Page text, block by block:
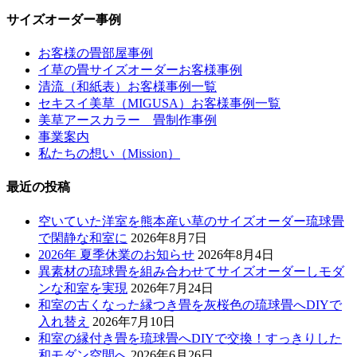
サイズオーダー事例
お客様の畳部屋事例
イ草の畳サイズオーダーお客様事例
清流（和紙表）お客様事例一覧
セキスイ美草（MIGUSA）お客様事例一覧
美草アースカラー 畳制作事例
事業案内
私たちの想い（Mission）
最近の投稿
空いていた洋室を熊本産い草のサイズオーダー琉球畳
で閑静な和室に 2026年8月7日
2026年 夏季休業のお知らせ 2026年8月4日
異素材の琉球畳を組み合わせてサイズオーダーしモダ
ンな和室を実現 2026年7月24日
和室の古くなった縁つき畳を灰桜色の琉球畳へDIYで
入れ替え 2026年7月10日
和室の縁付き畳を琉球畳へDIYで交換！すっきりした